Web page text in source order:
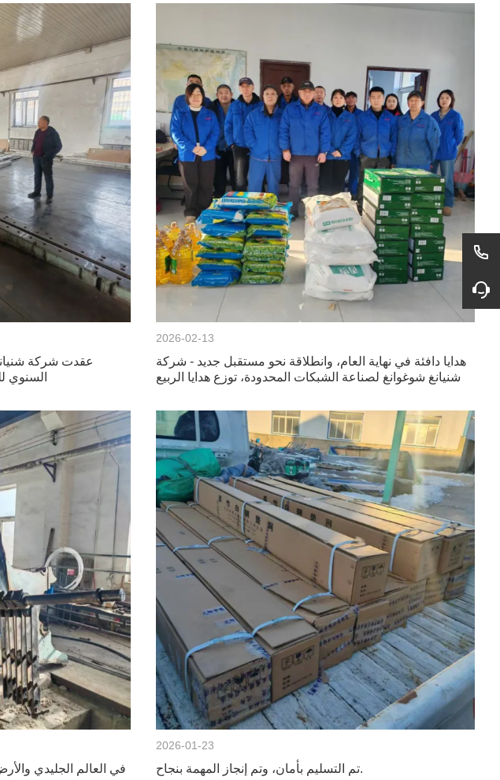
عقدت شركة
السنوي
2026-02-13
هدايا دافئة في نهاية العام، وانطلاقة نحو مستقبل جديد - شركة
شنيانغ شوغوانغ لصناعة الشبكات المحدودة، توزع هدايا الربيع
في العالم الجليدي
2026-01-23
تم التسليم بأمان، وتم إنجاز المهمة بنجاح.